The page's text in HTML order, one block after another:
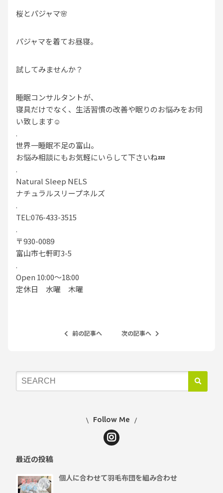
桜とパジャマ🌸
パジャマを着てお昼寝。
試してみませんか？
睡眠コンサルタントが、
寝具だけでなく、生活習慣の改善や眠りのお悩みをお伺
い致します☺️
.
世界一睡眠不足の富山。
お悩み相談にもお気軽にいらして下さいね💤
.
Natural Sleep NELS
ナチュラルスリープネルズ
.
TEL:076-433-3515
.
〒930-0089
富山市七軒町3-5
.
Open 10:00〜18:00
定休日 水曜 木曜
前の記事へ 次の記事へ
Follow Me
最近の投稿
個人に合わせて羽毛布団を組み合わせ